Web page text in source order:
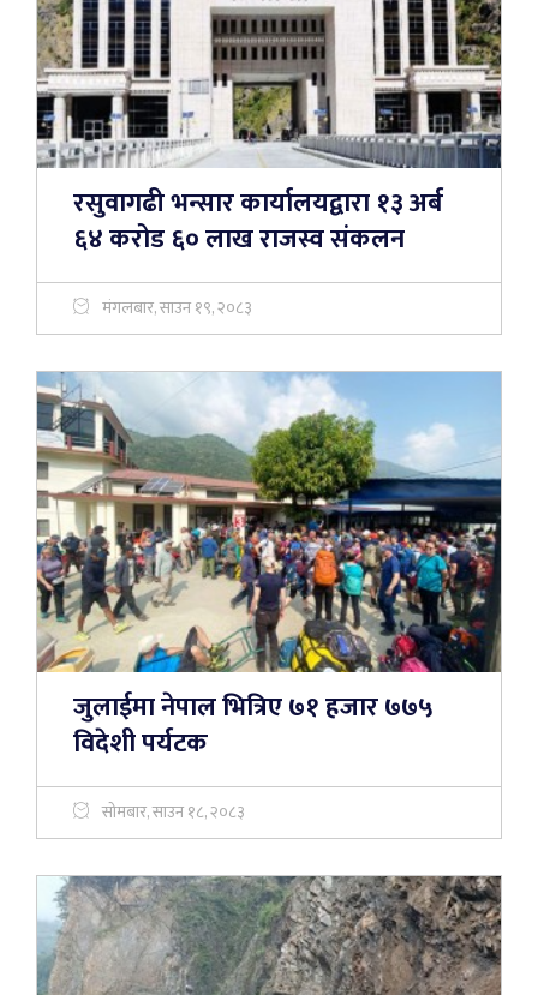
रसुवागढी भन्सार कार्यालयद्वारा १३ अर्ब
६४ करोड ६० लाख राजस्व संकलन
मंगलबार, साउन १९, २०८३
जुलाईमा नेपाल भित्रिए ७१ हजार ७७५
विदेशी पर्यटक
सोमबार, साउन १८, २०८३